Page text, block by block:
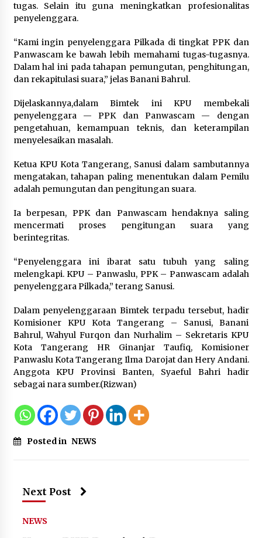
Kelompok 83 Laksanakan
Pendampingan Pembuatan Spanduk
Sebagai Upaya Memperkuat
Pemasaran UMKM di Desa Cempaka
6 Agustus 2026
Jaga Kebugaran Petugas, Lapas
Kelas I Tangerang Gelar Cek
Lanjutan
6 Agustus 2026
Kemenkum Malut Dorong
Perlindungan Hak Cipta Musik di Era
6 Agustus 2026
Media Bisa Berdampak Besar
hingga Fatal
6 Agustus 2026
tugas. Selain itu guna meningkatkan profesionalitas
penyelenggara.
“Kami ingin penyelenggara Pilkada di tingkat PPK dan
Panwascam ke bawah lebih memahami tugas-tugasnya.
Dalam hal ini pada tahapan pemungutan, penghitungan,
dan rekapitulasi suara,” jelas Banani Bahrul.
Dijelaskannya,dalam Bimtek ini KPU membekali
penyelenggara — PPK dan Panwascam — dengan
pengetahuan, kemampuan teknis, dan keterampilan
menyelesaikan masalah.
Ketua KPU Kota Tangerang, Sanusi dalam sambutannya
mengatakan, tahapan paling menentukan dalam Pemilu
adalah pemungutan dan pengitungan suara.
Ia berpesan, PPK dan Panwascam hendaknya saling
mencermati proses pengitungan suara yang
berintegritas.
“Penyelenggara ini ibarat satu tubuh yang saling
melengkapi. KPU – Panwaslu, PPK – Panwascam adalah
penyelenggara Pilkada,” terang Sanusi.
Dalam penyelenggaraan Bimtek terpadu tersebut, hadir
Komisioner KPU Kota Tangerang – Sanusi, Banani
Bahrul, Wahyul Furqon dan Nurhalim – Sekretaris KPU
Kota Tangerang HR Ginanjar Taufiq, Komisioner
Panwaslu Kota Tangerang Ilma Darojat dan Hery Andani.
Anggota KPU Provinsi Banten, Syaeful Bahri hadir
sebagai nara sumber.(Rizwan)
Posted in NEWS
Next Post
NEWS